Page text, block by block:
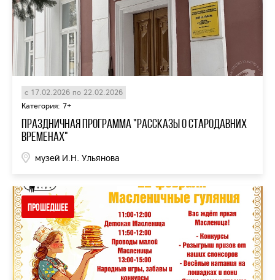
с 17.02.2026 по 22.02.2026
Категория: 7+
Праздничная программа "Рассказы о стародавних
временах"
музей И.Н. Ульянова
Прошедшее